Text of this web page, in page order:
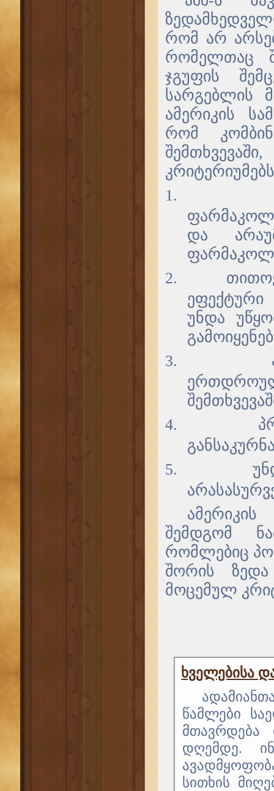
რომ არ
რომელთაც
ჯგუფის
სარგებლის
ამერიკის
რომ
1.
და
2.
უნდა
3.
4.
5.
შემდგომ
რომლებიც
შორის ზედა
მოცემულ
ხველებისა
წამლები
დღემდე.
სითხის